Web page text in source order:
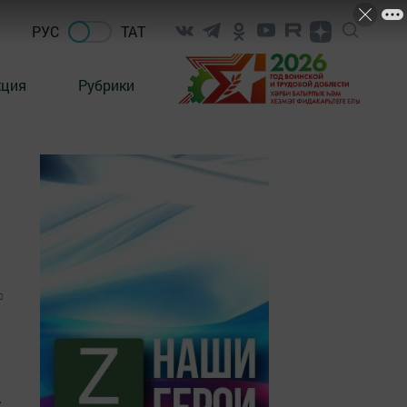
РУС ТАТ
Рубрики